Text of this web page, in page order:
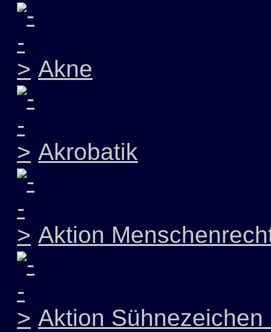
Akne
Akrobatik
Aktion
Aktion